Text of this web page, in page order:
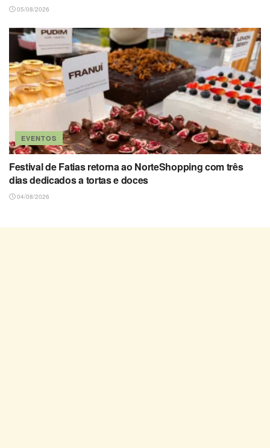
05/08/2026
EVENTOS
Festival de Fatias retorna ao NorteShopping com três
dias dedicados a tortas e doces
04/08/2026